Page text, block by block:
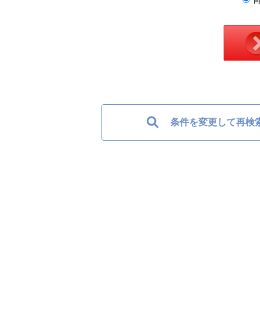
条件を変更して再検